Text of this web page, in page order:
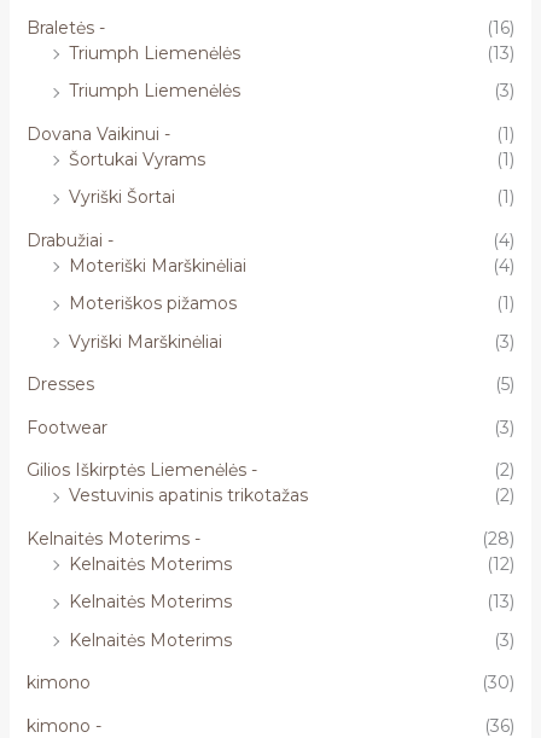
Braletės -
(16)
Triumph Liemenėlės
(13)
Triumph Liemenėlės
(3)
Dovana Vaikinui -
(1)
Šortukai Vyrams
(1)
Vyriški Šortai
(1)
Drabužiai -
(4)
Moteriški Marškinėliai
(4)
Moteriškos pižamos
(1)
Vyriški Marškinėliai
(3)
Dresses
(5)
Footwear
(3)
Gilios Iškirptės Liemenėlės -
(2)
Vestuvinis apatinis trikotažas
(2)
Kelnaitės Moterims -
(28)
Kelnaitės Moterims
(12)
Kelnaitės Moterims
(13)
Kelnaitės Moterims
(3)
kimono
(30)
kimono -
(36)